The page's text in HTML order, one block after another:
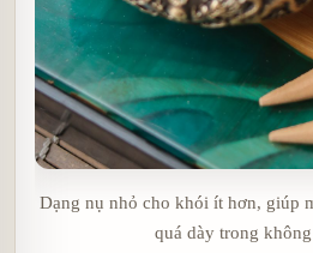
Dạng nụ nhỏ cho khói ít hơn, giúp
quá dày trong